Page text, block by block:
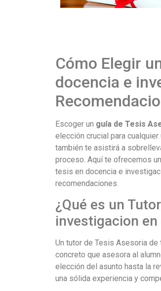
Cómo Elegir
docencia e
Escoger un guía de Tesis
elección crucial para
también te asistirá a
proceso. Aquí te ofrecemos
tesis en docencia e
recomendaciones.
¿Qué es un
investigacion en
Un tutor de Tesis Asesoria
concreto que asesora al
elección del asunto hasta la
una sólida experiencia y